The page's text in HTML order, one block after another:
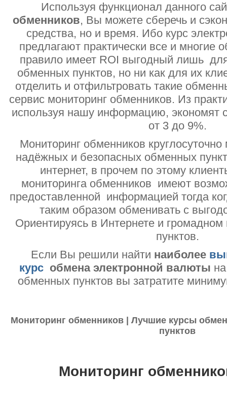
Используя функционал данного
обменников, Вы можете сберечь и
средства, но и время. Ибо курс
предлагают практически все и многие
правило имеет ROI выгодный лишь
обменных пунктов, но ни как для их
отделить и отфильтровать такие
сервис мониторинг обменников. Из
используя нашу информацию, экономят
от 3 до 9%.
Мониторинг обменников круглосуточно
надёжных и безопасных обменных
интернет, в прочем по этому
мониторинга обменников имеют
предоставленной информацией тогда
таким образом обменивать с
Ориентируясь в Интернете и
пунктов.
Если Вы решили найти наиболее
курс обмена электронной валюты
обменных пунктов вы затратите
Мониторинг обменников | Лучшие курсы
пунктов
Мониторинг